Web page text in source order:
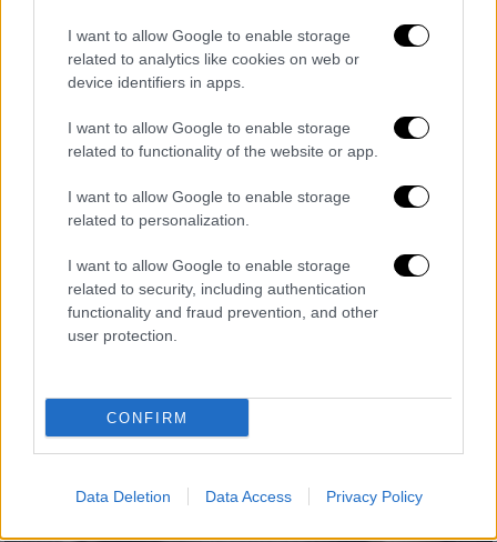
I want to allow Google to enable storage
related to analytics like cookies on web or
device identifiers in apps.
I want to allow Google to enable storage
related to functionality of the website or app.
I want to allow Google to enable storage
related to personalization.
I want to allow Google to enable storage
related to security, including authentication
functionality and fraud prevention, and other
user protection.
CONFIRM
Data Deletion Data Access Privacy Policy
Met Gala 2026: Λάμψη, προκλήσεις και
εντυπωσιακές επιστροφές στο κόκκινο
Η βραδιά, με θεματική «Costume Art»,
ονόματα της παγκόσμιας showbiz